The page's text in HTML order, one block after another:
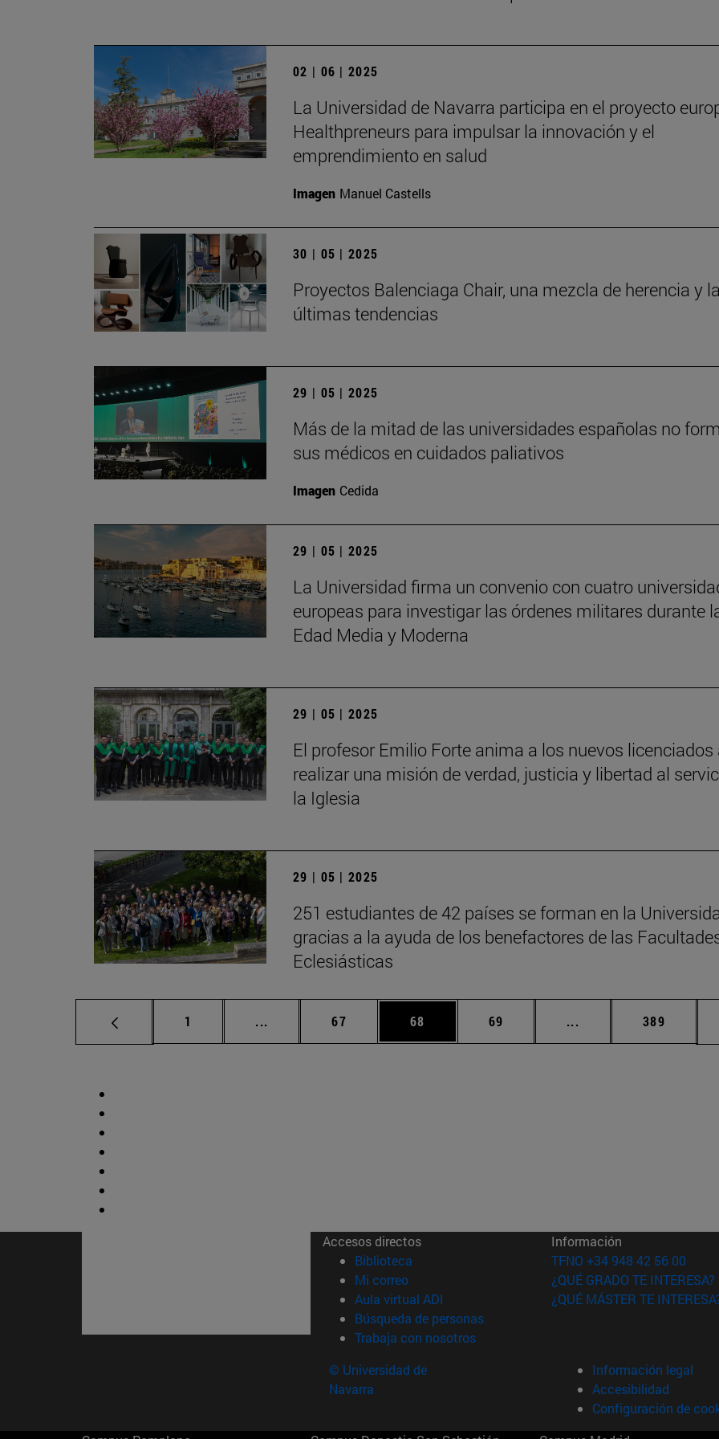
02 | 06 | 2025
La Universidad de Navarra participa en el proyecto
Healthpreneurs para impulsar la innovación y el
emprendimiento en salud
Imagen Manuel Castells
30 | 05 | 2025
Proyectos Balenciaga Chair, una mezcla de herencia y
últimas tendencias
29 | 05 | 2025
Más de la mitad de las universidades españolas no
sus médicos en cuidados paliativos
Imagen Cedida
29 | 05 | 2025
La Universidad firma un convenio con cuatro
europeas para investigar las órdenes militares durante
Edad Media y Moderna
29 | 05 | 2025
El profesor Emilio Forte anima a los nuevos licenciados
realizar una misión de verdad, justicia y libertad al
la Iglesia
29 | 05 | 2025
251 estudiantes de 42 países se forman en la
gracias a la ayuda de los benefactores de las
Eclesiásticas
Página
1 ... Páginas intermedias Use TAB para desplazarse.
Página
67 Página
68 Página
69 ... Páginas intermedias
Página
389
Accesos directos
Biblioteca (abre en nueva ventana)
Mi correo(abre en nueva ventana)
Aula virtual ADI (abre en nueva ventana)
Búsqueda de personas(abre en nueva ventana)
Trabaja con nosotros(abre en nueva ventana)
Información
TFNO +34 948 42 56 00
¿QUÉ GRADO TE INTERESA?
¿QUÉ MÁSTER TE
© Universidad de
Navarra
Información legal
Accesibilidad
Configuración de